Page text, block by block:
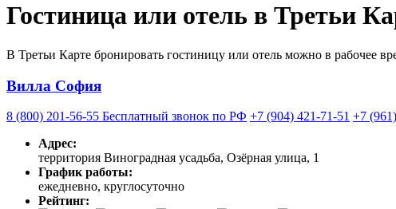
Гостиница или отель в Третьи
В Третьи Карте бронировать гостиницу или отель можно в рабочее
Вилла София
8 (800) 201-56-55 Бесплатный звонок по РФ +7 (904) 421-71-51 +7
Адрес:
территория Виноградная усадьба, Озёрная улица, 1
График работы:
ежедневно, круглосуточно
Рейтинг: